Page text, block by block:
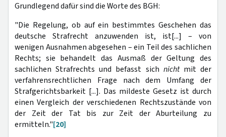
Grundlegend dafür sind die Worte des BGH:
"Die Regelung, ob auf ein bestimmtes Geschehen das
deutsche Strafrecht anzuwenden ist, ist[...] – von
wenigen Ausnahmen abgesehen – ein Teil des sachlichen
Rechts; sie behandelt das Ausmaß der Geltung des
sachlichen Strafrechts und befasst sich nichtmit der
verfahrensrechtlichen Frage nach dem Umfang der
Strafgerichtsbarkeit [...]. Das mildeste Gesetz ist durch
einen Vergleich der verschiedenen Rechtszustände von
der Zeit der Tat bis zur Zeit der Aburteilung zu
ermitteln."[20]